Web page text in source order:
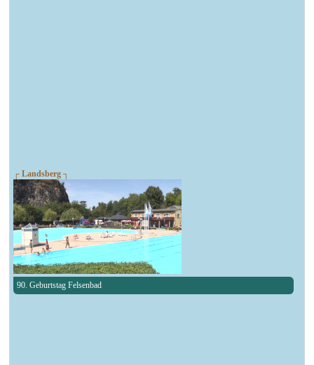
┌ Landsberg ┐
90. Geburtstag Felsenbad